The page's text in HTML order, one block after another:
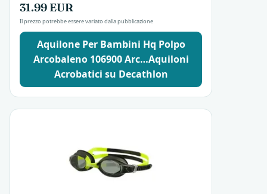
divertimento all’aperto.
31.99 EUR
Il prezzo potrebbe essere variato dalla pubblicazione
Aquilone Per Bambini Hq Polpo
Arcobaleno 106900 Arc…Aquiloni
Acrobatici su Decathlon